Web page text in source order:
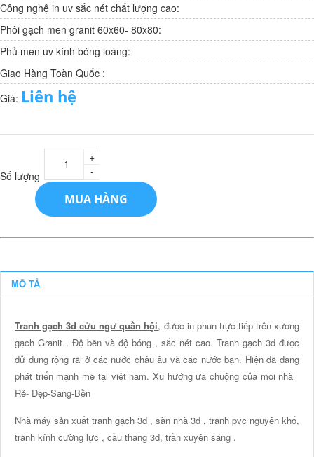
Công nghệ in uv sắc nét chất lượng cao:
Phôi gạch men granit 60x60- 80x80:
Phủ men uv kính bóng loáng:
Giao Hàng Toàn Quốc :
Giá: Liên hệ
Số lượng -
+
MUA HÀNG
MÔ TẢ
Tranh gạch 3d cửu ngư quần hội, được in phun trực tiếp trên xương
gạch Granit . Độ bền và độ bóng , sắc nét cao. Tranh gạch 3d được
dử dụng rộng rãi ở các nước châu âu và các nước bạn. Hiện đã đang
phát triển mạnh mẽ tại việt nam. Xu hướng ưa chuộng của mọi nhà
Rẻ- Đẹp-Sang-Bền
Nhà máy sản xuất tranh gạch 3d , sàn nhà 3d , tranh pvc nguyên khổ,
tranh kính cường lực , cầu thang 3d, trần xuyên sáng .